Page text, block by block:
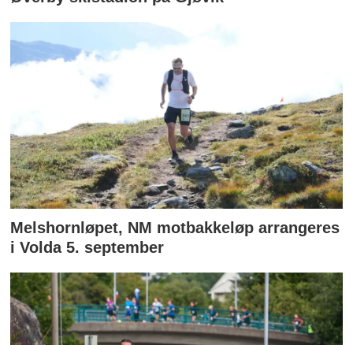
Melshornløpet, NM motbakkeløp arrangeres
i Volda 5. september